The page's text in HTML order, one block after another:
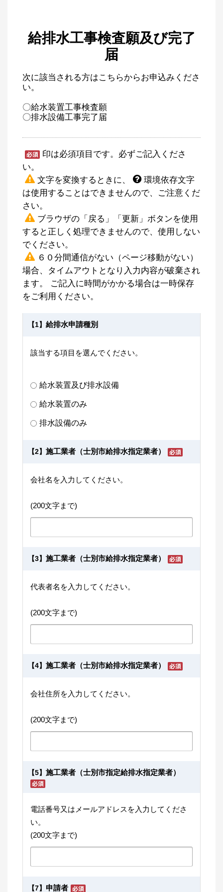
給排水工事検査願及び完了
届
次に該当される方はこちらからお申込みくださ
い。
〇給水装置工事検査願
〇排水設備工事完了届
印は必須項目です。必ずご記入くださ
い。
文字を変換するときに、
環境依存文字
は使用することはできませんので、ご注意くだ
さい。
ブラウザの「戻る」「更新」ボタンを使用
すると正しく処理できませんので、使用しない
でください。
６０分間通信がない（ページ移動がない）
場合、タイムアウトとなり入力内容が破棄され
ます。 ご記入に時間がかかる場合は一時保存
をご利用ください。
【1】 給排水申請種別
該当する項目を選んでください。
給水装置及び排水設備
給水装置のみ
排水設備のみ
【2】 施工業者（士別市給排水指定業者）
会社名を入力してください。
(200文字まで)
【3】 施工業者（士別市給排水指定業者）
代表者名を入力してください。
(200文字まで)
【4】 施工業者（士別市給排水指定業者）
会社住所を入力してください。
(200文字まで)
【5】 施工業者（士別市指定給排水指定業者）
電話番号又はメールアドレスを入力してくださ
い。
(200文字まで)
【7】 申請者